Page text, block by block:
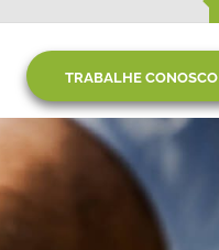
TRABALHE CONOSCO